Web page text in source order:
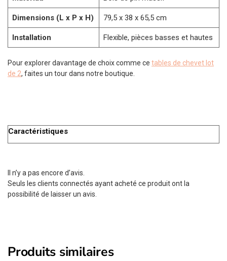
Dimensions (L x P x H) 79,5 x 38 x 65,5 cm
Installation Flexible, pièces basses et hautes
Pour explorer davantage de choix comme ce tables de chevet lot
de 2, faites un tour dans notre boutique.
Caractéristiques
Il n’y a pas encore d’avis.
Seuls les clients connectés ayant acheté ce produit ont la
possibilité de laisser un avis.
Produits similaires